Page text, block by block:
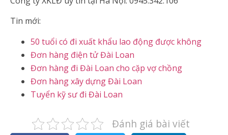
Tin mới:
50 tuổi có đi xuất khẩu lao động được không
Đơn hàng điện tử Đài Loan
Đơn hàng đi Đài Loan cho cặp vợ chồng
Đơn hàng xây dựng Đài Loan
Tuyển kỹ sư đi Đài Loan
Đánh giá bài viết